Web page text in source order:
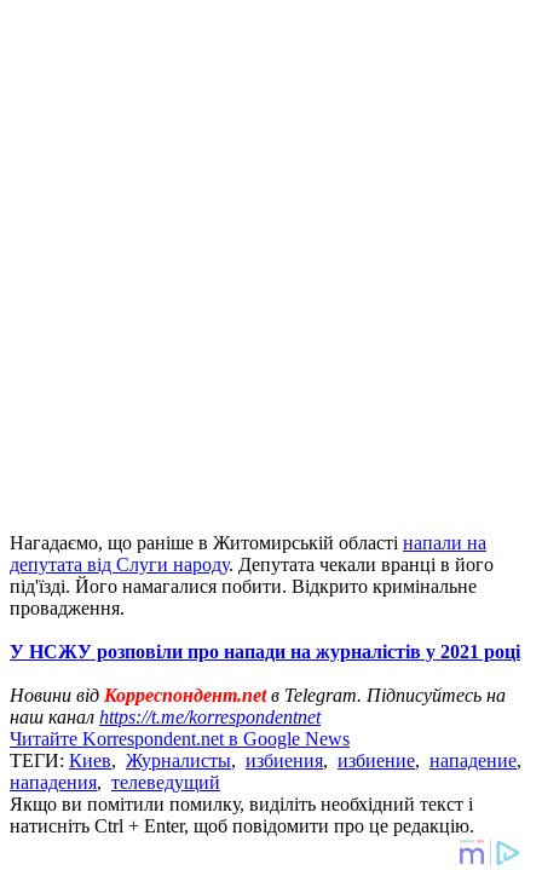
Нагадаємо, що раніше в Житомирській області напали на
депутата від Слуги народу. Депутата чекали вранці в його
під'їзді. Його намагалися побити. Відкрито кримінальне
провадження.
У НСЖУ розповіли про напади на журналістів у 2021 році
Новини від Корреспондент.netв Telegram. Підписуйтесь на
наш канал https://t.me/korrespondentnet
Читайте Korrespondent.net в Google News
ТЕГИ: Киев, Журналисты, избиения, избиение, нападение,
нападения, телеведущий
Якщо ви помітили помилку, виділіть необхідний текст і
натисніть Ctrl + Enter, щоб повідомити про це редакцію.